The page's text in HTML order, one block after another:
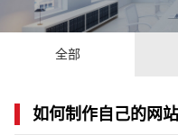
全部
如何制作自己的网站